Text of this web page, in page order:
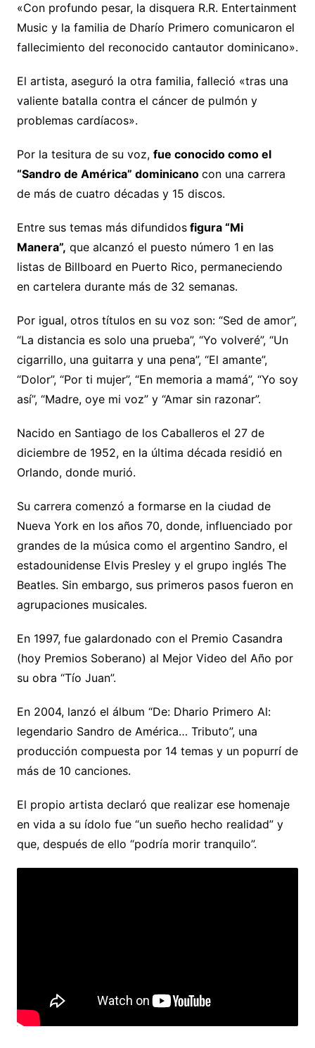
«Con profundo pesar, la disquera R.R. Entertainment
Music y la familia de Dharío Primero comunicaron el
fallecimiento del reconocido cantautor dominicano».
El artista, aseguró la otra familia, falleció «tras una
valiente batalla contra el cáncer de pulmón y
problemas cardíacos».
Por la tesitura de su voz, fue conocido como el
“Sandro de América” dominicano con una carrera
de más de cuatro décadas y 15 discos.
Entre sus temas más difundidosfigura “Mi
Manera”, que alcanzó el puesto número 1 en las
listas de Billboard en Puerto Rico, permaneciendo
en cartelera durante más de 32 semanas.
Por igual, otros títulos en su voz son: “Sed de amor”,
“La distancia es solo una prueba”, “Yo volveré”, “Un
cigarrillo, una guitarra y una pena”, “El amante”,
“Dolor”, “Por ti mujer”, “En memoria a mamá”, “Yo soy
así”, “Madre, oye mi voz” y “Amar sin razonar”.
Nacido en Santiago de los Caballeros el 27 de
diciembre de 1952, en la última década residió en
Orlando, donde murió.
Su carrera comenzó a formarse en la ciudad de
Nueva York en los años 70, donde, influenciado por
grandes de la música como el argentino Sandro, el
estadounidense Elvis Presley y el grupo inglés The
Beatles. Sin embargo, sus primeros pasos fueron en
agrupaciones musicales.
En 1997, fue galardonado con el Premio Casandra
(hoy Premios Soberano) al Mejor Video del Año por
su obra “Tío Juan”.
En 2004, lanzó el álbum “De: Dhario Primero Al:
legendario Sandro de América… Tributo”, una
producción compuesta por 14 temas y un popurrí de
más de 10 canciones.
El propio artista declaró que realizar ese homenaje
en vida a su ídolo fue “un sueño hecho realidad” y
que, después de ello “podría morir tranquilo”.